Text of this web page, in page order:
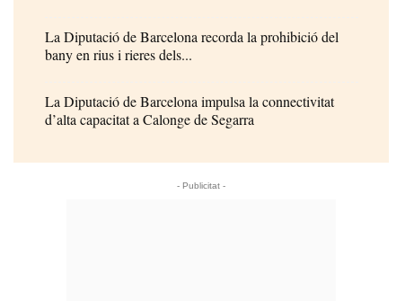
La Diputació de Barcelona recorda la prohibició del
bany en rius i rieres dels...
La Diputació de Barcelona impulsa la connectivitat
d’alta capacitat a Calonge de Segarra
- Publicitat -